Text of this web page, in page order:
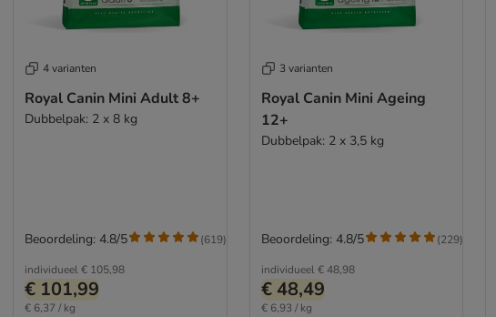
4 varianten
Royal Canin Mini Adult 8+
Dubbelpak: 2 x 8 kg
individueel€ 105,98
€ 101,99
€ 6,37 / kg
Beoordeling: 4.8/5 (619)
3 varianten
Royal Canin Mini Ageing
12+
Dubbelpak: 2 x 3,5 kg
individueel € 48,98
€ 48,49
€ 6,93 / kg
Beoordeling: 4.8/5 (229)